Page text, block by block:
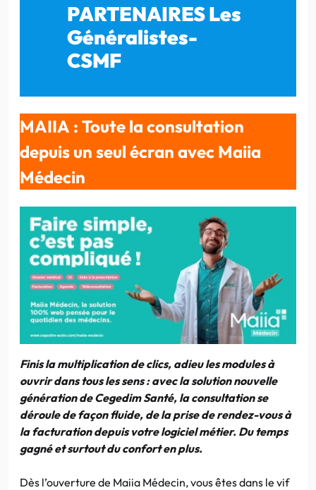
PARTENAIRES Les
Généralistes-
CSMF
MAIIA : Toute la consultation
depuis un seul écran avec Maiia
Médecin
Finis la multiplication de clics, adieu les modules à
ouvrir dans tous les sens : avec la solution nouvelle
génération de Cegedim Santé, la consultation se
déroule de façon fluide, de la prise de rendez-vous à
la facturation depuis votre logiciel métier. Du temps
gagné et surtout du confort en plus.
Dès l’ouverture de Maiia Médecin, vous êtes dans le vif